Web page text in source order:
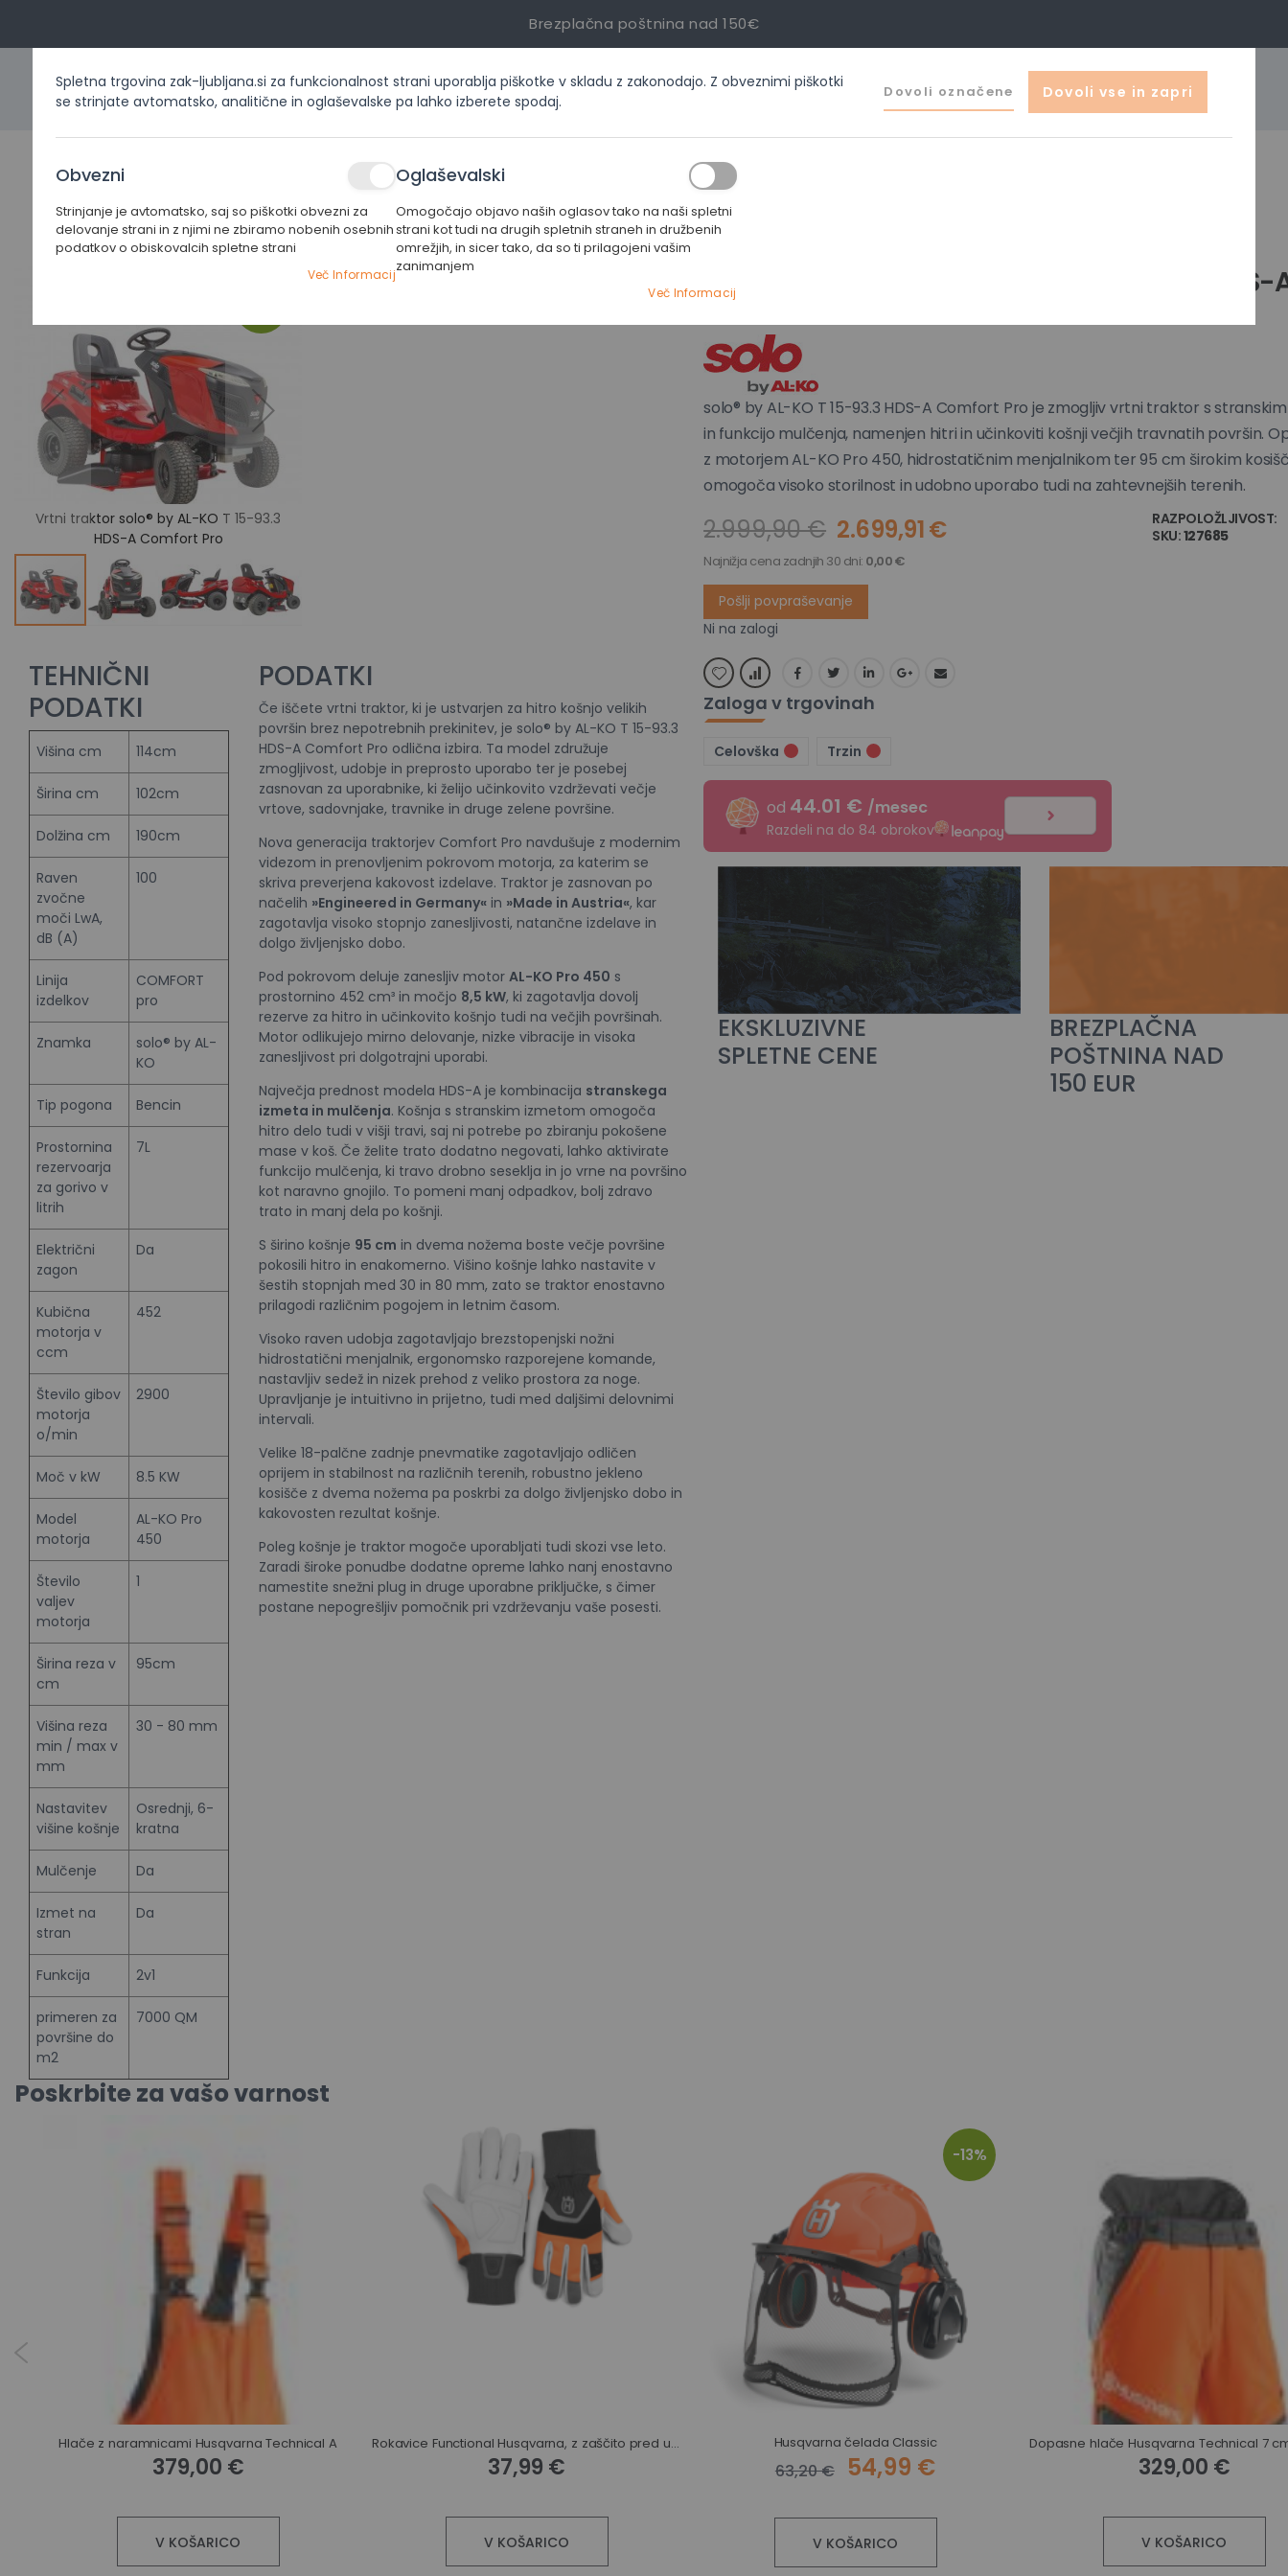
Obvezni
Strinjanje je avtomatsko, saj so piškotki obvezni za
delovanje strani in z njimi ne zbiramo nobenih osebnih
podatkov o obiskovalcih spletne strani
Več Informacij
Oglaševalski
Omogočajo objavo naših oglasov tako na naši spletni
strani kot tudi na drugih spletnih straneh in družbenih
omrežjih, in sicer tako, da so ti prilagojeni vašim
zanimanjem
Več Informacij
Spletna trgovina zak-ljubljana.si za funkcionalnost strani uporablja piškotke v skladu z zakonodajo. Z obveznimi piškotki
se strinjate avtomatsko, analitične in oglaševalske pa lahko izberete spodaj.
Dovoli označene Dovoli vse in zapri
Brezplačna poštnina nad 150€
041 644 044
info@zak-ljubljana.si
SERVIS KONTAKT
Home Izdelki po kategorijah Sedežne kosilnice Traktorske kosilnice Vrtni traktor solo® by AL-KO T 15-93.3 HDS-A Comfort Pro
Vrtni traktor solo® by AL-KO T 15-93.3
HDS-A Comfort Pro
Preskoči
Vrtni traktor solo® by AL-KO T 15-93.3 HDS-
solo® by AL-KO T 15-93.3 HDS-A Comfort Pro je zmogljiv vrtni traktor s
in funkcijo mulčenja, namenjen hitri in učinkoviti košnji večjih travnatih površin.
z motorjem AL-KO Pro 450, hidrostatičnim menjalnikom ter 95 cm širokim
omogoča visoko storilnost in udobno uporabo tudi na zahtevnejših terenih.
2.999,90 € 2.699,91 € RAZPOLOŽLJIVOST:
SKU 127685
Najnižja cena zadnjih 30 dni: 0,00 €
Pošlji povpraševanje
Ni na zalogi
Zaloga v trgovinah
Celovška Trzin
od 44.01 € /mesec
Razdeli na do 84 obrokov
EKSKLUZIVNE
SPLETNE CENE
BREZPLAČNA
POŠTNINA NAD
150 EUR
TEHNIČNI
PODATKI
Višina cm 114cm
Širina cm 102cm
Dolžina cm 190cm
Raven
zvočne
moči LwA,
dB (A)
100
Linija
izdelkov
COMFORT
pro
Znamka
solo® by AL-
KO
Tip pogona Bencin
Prostornina
rezervoarja
za gorivo v
litrih
7L
Električni
zagon
Da
Kubična
motorja v
ccm
452
Število gibov
motorja
o/min
2900
Moč v kW 8.5 KW
Model
motorja
AL-KO Pro
450
Število
valjev
motorja
1
Širina reza v
cm
95cm
Višina reza
min / max v
mm
30 - 80 mm
Nastavitev
višine košnje
Osrednji, 6-
kratna
Mulčenje Da
Izmet na
stran
Da
Funkcija 2v1
primeren za
površine do
m2
7000 QM
PODATKI
Če iščete vrtni traktor, ki je ustvarjen za hitro košnjo velikih
površin brez nepotrebnih prekinitev, je solo® by AL-KO T 15-93.3
HDS-A Comfort Pro odlična izbira. Ta model združuje
zmogljivost, udobje in preprosto uporabo ter je posebej
zasnovan za uporabnike, ki želijo učinkovito vzdrževati večje
vrtove, sadovnjake, travnike in druge zelene površine.
Nova generacija traktorjev Comfort Pro navdušuje z modernim
videzom in prenovljenim pokrovom motorja, za katerim se
skriva preverjena kakovost izdelave. Traktor je zasnovan po
načelih »Engineered in Germany«in »Made in Austria«, kar
zagotavlja visoko stopnjo zanesljivosti, natančne izdelave in
dolgo življenjsko dobo.
Pod pokrovom deluje zanesljiv motor AL-KO Pro 450 s
prostornino 452 cm³ in močjo 8,5 kW, ki zagotavlja dovolj
rezerve za hitro in učinkovito košnjo tudi na večjih površinah.
Motor odlikujejo mirno delovanje, nizke vibracije in visoka
zanesljivost pri dolgotrajni uporabi.
Največja prednost modela HDS-A je kombinacija stranskega
izmeta in mulčenja. Košnja s stranskim izmetom omogoča
hitro delo tudi v višji travi, saj ni potrebe po zbiranju pokošene
mase v koš. Če želite trato dodatno negovati, lahko aktivirate
funkcijo mulčenja, ki travo drobno seseklja in jo vrne na površino
kot naravno gnojilo. To pomeni manj odpadkov, bolj zdravo
trato in manj dela po košnji.
S širino košnje 95 cm in dvema nožema boste večje površine
pokosili hitro in enakomerno. Višino košnje lahko nastavite v
šestih stopnjah med 30 in 80 mm, zato se traktor enostavno
prilagodi različnim pogojem in letnim časom.
Visoko raven udobja zagotavljajo brezstopenjski nožni
hidrostatični menjalnik, ergonomsko razporejene komande,
nastavljiv sedež in nizek prehod z veliko prostora za noge.
Upravljanje je intuitivno in prijetno, tudi med daljšimi delovnimi
intervali.
Velike 18-palčne zadnje pnevmatike zagotavljajo odličen
oprijem in stabilnost na različnih terenih, robustno jekleno
kosišče z dvema nožema pa poskrbi za dolgo življenjsko dobo in
kakovosten rezultat košnje.
Poleg košnje je traktor mogoče uporabljati tudi skozi vse leto.
Zaradi široke ponudbe dodatne opreme lahko nanj enostavno
namestite snežni plug in druge uporabne priključke, s čimer
postane nepogrešljiv pomočnik pri vzdrževanju vaše posesti.
Poskrbite za vašo varnost
Hlače z naramnicami Husqvarna Technical A
379,00 €
V KOŠARICO
Rokavice Functional Husqvarna, z zaščito pred urezom
37,99 €
V KOŠARICO
-13%
Husqvarna čelada Classic
63,20 € 54,99 €
V KOŠARICO
329,00 €
V KOŠARICO